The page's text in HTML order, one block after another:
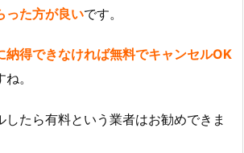
った方が良いです。
納得できなければ無料でキャンセルOK
。
したら有料という業者はお勧めできま